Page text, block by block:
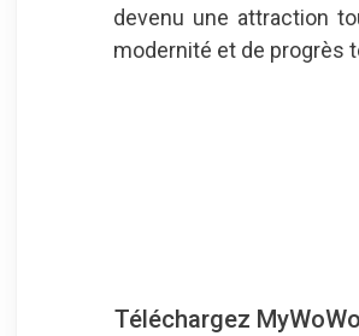
devenu une attraction
modernité et de progrès
Téléchargez